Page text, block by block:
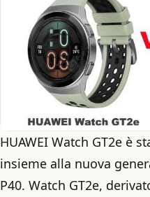
HUAWEI Watch GT2e è
insieme alla nuova
P40. Watch GT2e,